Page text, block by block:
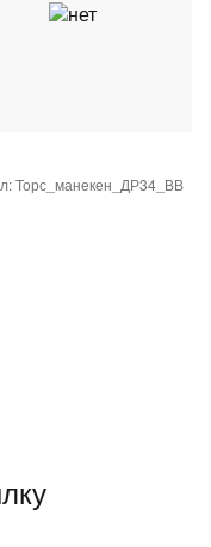
Торс_манекен_ДР34_ВВ